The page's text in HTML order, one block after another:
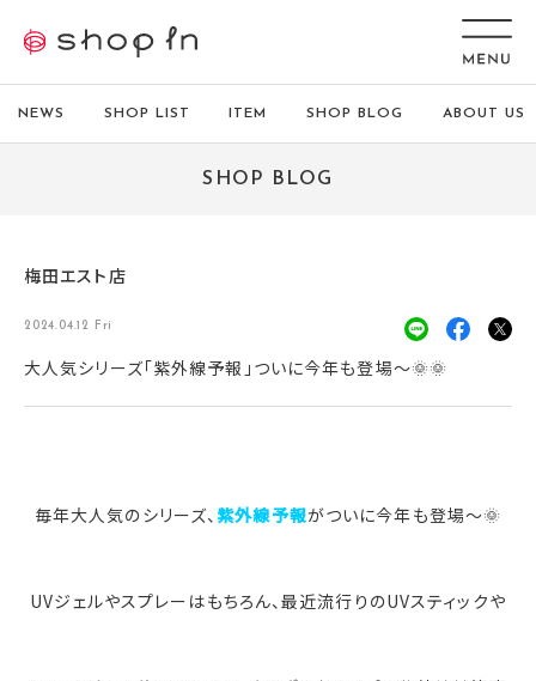
NEWS SHOP LIST ITEM SHOP BLOG ABOUT US
SHOP BLOG
梅田エスト店
2024.04.12 Fri
大人気シリーズ「紫外線予報」ついに今年も登場～🌞🌞
毎年大人気のシリーズ、 紫外線予報がついに今年も登場～🌞
UVジェルやスプレーはもちろん、最近流行りのUVスティックや